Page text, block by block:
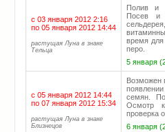
с 03 января 2012 2:16
по 05 января 2012 14:44
растущая Луна в знаке
Тельца
Полив и
Посев и
время для
перо.
5 января
с 05 января 2012 14:44
по 07 января 2012 15:34
растущая Луна в знаке
Близнецов
Возможен
семян.
Осмотр
проверка
6 января